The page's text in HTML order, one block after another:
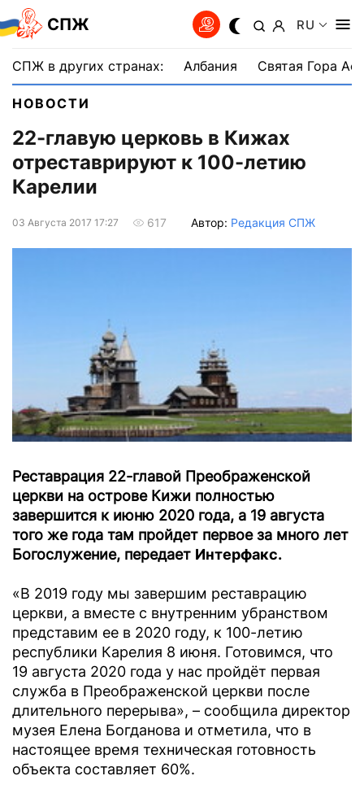
СПЖ RU
СПЖ в других странах: Албания Святая Гора
НОВОСТИ
22-главую церковь в Кижах
отреставрируют к 100-летию
Карелии
03 Августа 2017 17:27 617 Автор: Редакция СПЖ
Реставрация 22-главой Преображенской
церкви на острове Кижи полностью
завершится к июню 2020 года, а 19 августа
того же года там пройдет первое за много лет
Богослужение, передает Интерфакс.
«В 2019 году мы завершим реставрацию
церкви, а вместе с внутренним убранством
представим ее в 2020 году, к 100-летию
республики Карелия 8 июня. Готовимся, что
19 августа 2020 года у нас пройдёт первая
служба в Преображенской церкви после
длительного перерыва», – сообщила директор
музея Елена Богданова и отметила, что в
настоящее время техническая готовность
объекта составляет 60%.